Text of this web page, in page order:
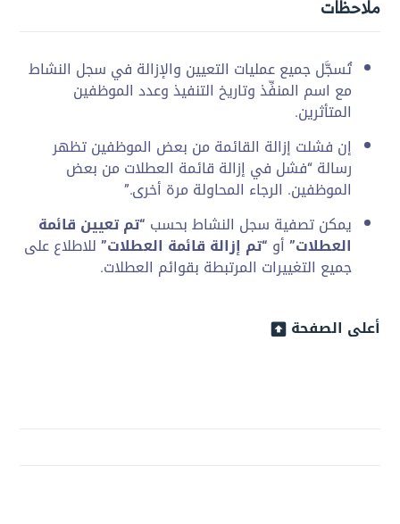
ملاحظات
تُسجَّل جميع عمليات التعيين والإزالة في سجل النشاط
مع اسم المنفِّذ وتاريخ التنفيذ وعدد الموظفين
المتأثرين.
إن فشلت إزالة القائمة من بعض الموظفين تظهر
رسالة “فشل في إزالة قائمة العطلات من بعض
الموظفين. الرجاء المحاولة مرة أخرى.”
يمكن تصفية سجل النشاط بحسب “تم تعيين قائمة
العطلات”أو “تم إزالة قائمة العطلات”للاطلاع على
جميع التغييرات المرتبطة بقوائم العطلات.
أعلى الصفحة